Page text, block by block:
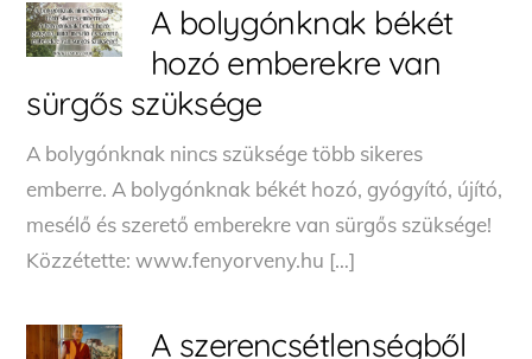
A bolygónknak békét
hozó emberekre van
sürgős szüksége
A bolygónknak nincs szüksége több sikeres
emberre. A bolygónknak békét hozó, gyógyító, újító,
mesélő és szerető emberekre van sürgős szüksége!
Közzétette: www.fenyorveny.hu […]
A szerencsétlenségből